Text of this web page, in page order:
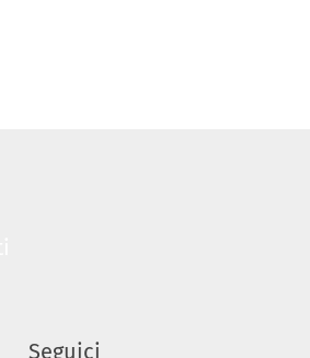
Seguici